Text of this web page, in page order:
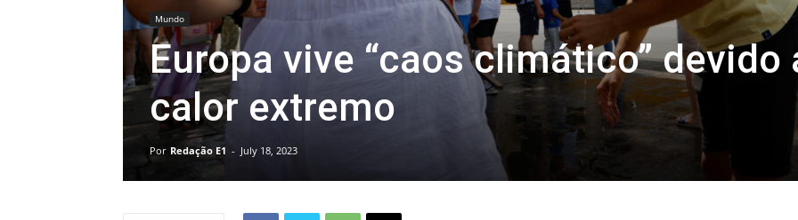
Mundo
Europa vive “caos climático” devido
calor extremo
Por Redação E1 - July 18, 2023